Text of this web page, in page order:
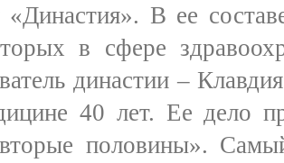
«Династия». В ее
в сфере
династии –
40 лет. Ее дело
половины».